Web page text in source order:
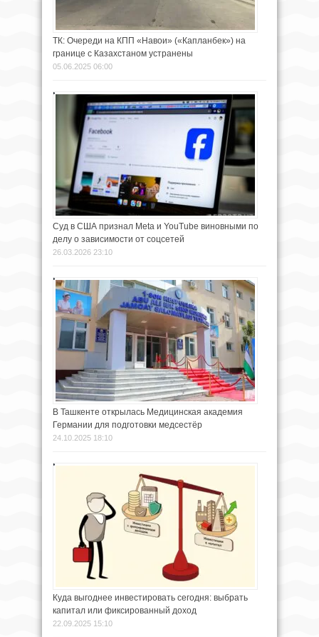
ТК: Очереди на КПП «Навои» («Капланбек») на
границе с Казахстаном устранены
05.06.2025 06:00
Суд в США признал Meta и YouTube виновными по
делу о зависимости от соцсетей
26.03.2026 23:10
В Ташкенте открылась Медицинская академия
Германии для подготовки медсестёр
24.10.2025 18:10
Куда выгоднее инвестировать сегодня: выбрать
капитал или фиксированный доход
22.09.2025 15:10